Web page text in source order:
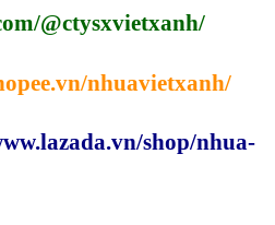
@ctysxvietxanh/
nhuavietxanh/
shop/nhua-